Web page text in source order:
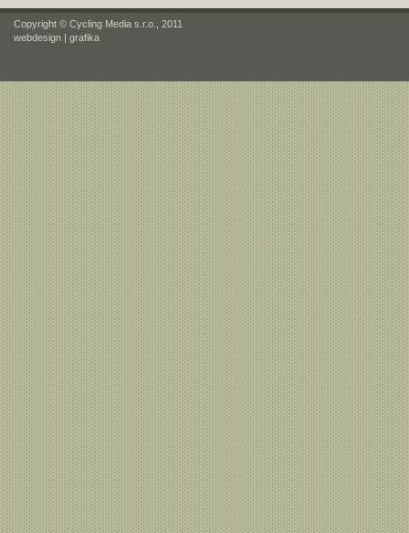
Copyright © Cycling Media s.r.o., 2011
webdesign | grafika